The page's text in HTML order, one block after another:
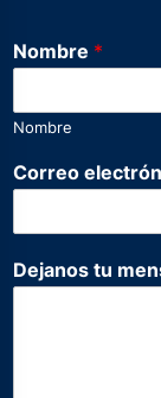
Nombre *
Nombre
Correo
e
lDejanos tu